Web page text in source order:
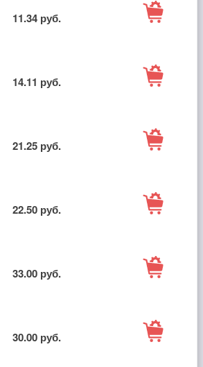
11.34 руб.
В
корзину
14.11 руб.
В
корзину
21.25 руб.
В
корзину
22.50 руб.
В
корзину
33.00 руб.
В
корзину
30.00 руб.
В
корзину